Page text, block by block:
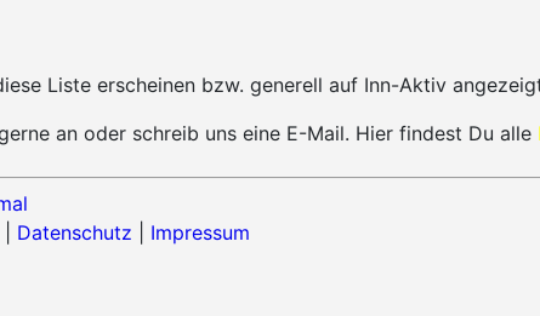
Liste erscheinen bzw. generell auf Inn-Aktiv
an oder schreib uns eine E-Mail. Hier findest Du alle
Datenschutz
Impressum